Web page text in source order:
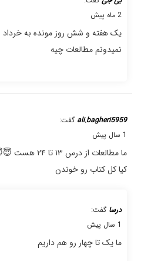
2 ماه پیش
یک هفته و شش روز مونده به خرداد
نمیدونم مطالعات چیه
ali.bagheri5959 گفت:
1 سال پیش
ما مطالعات از درس ۱۳ تا ۲۴ هست 😇😇😇
کیا کل کتاب رو خوندن
درسا گفت:
1 سال پیش
ما یک تا چهار رو هم داریم